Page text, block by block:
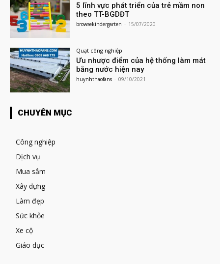
5 lĩnh vực phát triển của trẻ mầm non
theo TT-BGDĐT
browsekindergarten - 15/07/2020
Quạt công nghiệp
Ưu nhược điểm của hệ thống làm mát
bằng nước hiện nay
huynhthaofans - 09/10/2021
CHUYÊN MỤC
Công nghiệp
Dịch vụ
Mua sắm
Xây dựng
Làm đẹp
Sức khỏe
Xe cộ
Giáo dục